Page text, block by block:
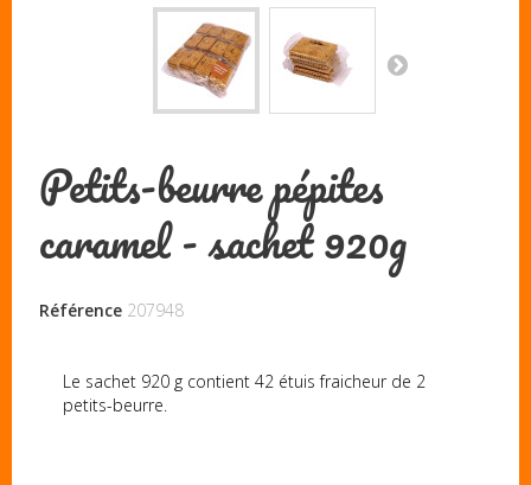
Petits-beurre pépites
caramel - sachet 920g
Référence 207948
Le sachet 920 g contient 42 étuis fraicheur de 2
petits-beurre.